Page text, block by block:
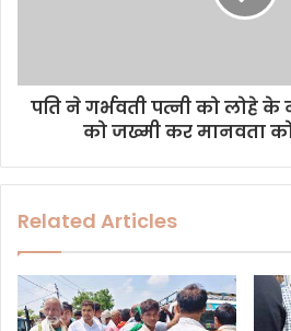
पति ने गर्भवती पत्नी को लोहे
को जख्मी कर मानवता
Related Articles